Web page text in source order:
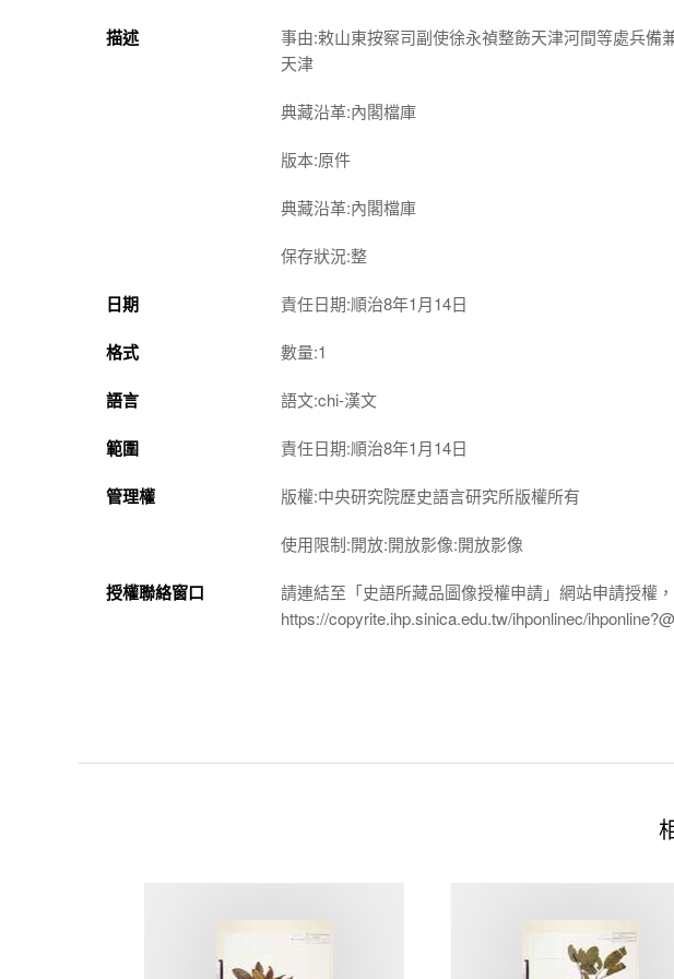
描述
事由:敕山東按察司副使徐永禎整飭天津河間等處兵備
天津
典藏沿革:內閣檔庫
版本:原件
典藏沿革:內閣檔庫
保存狀況:整
日期 責任日期:順治8年1月14日
格式 數量:1
語言 語文:chi-漢文
範圍 責任日期:順治8年1月14日
管理權 版權:中央研究院歷史語言研究所版權所有
使用限制:開放:開放影像:開放影像
授權聯絡窗口
請連結至「史語所藏品圖像授權申請」網站申請授權，
https://copyrite.ihp.sinica.edu.tw/ihponlinec/